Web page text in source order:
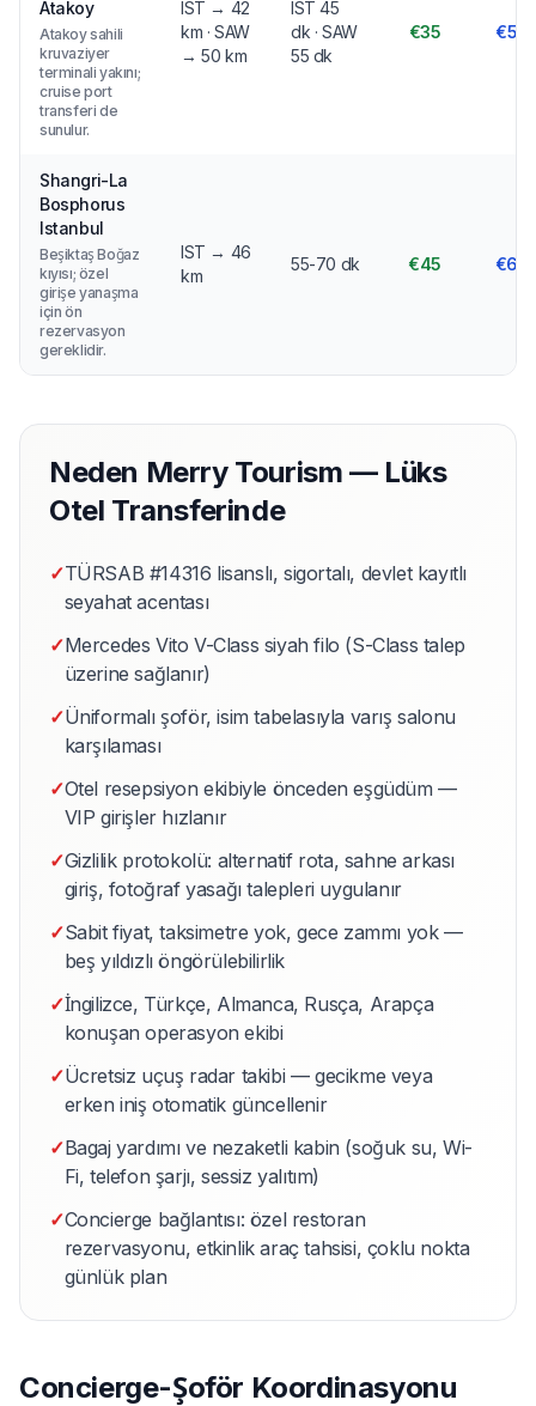
Atakoy
Atakoy sahili
kruvaziyer
terminali yakını;
cruise port
transferi de
sunulur.
IST → 42
km · SAW
→ 50 km
IST 45
dk · SAW
55 dk
€35 €50
Shangri-La
Bosphorus
Istanbul
Beşiktaş Boğaz
kıyısı; özel
girişe yanaşma
için ön
rezervasyon
gereklidir.
IST → 46
km
55-70 dk €45 €60
Neden Merry Tourism — Lüks
Otel Transferinde
✓TÜRSAB #14316 lisanslı, sigortalı, devlet kayıtlı
seyahat acentası
✓Mercedes Vito V-Class siyah filo (S-Class talep
üzerine sağlanır)
✓Üniformalı şoför, isim tabelasıyla varış salonu
karşılaması
✓Otel resepsiyon ekibiyle önceden eşgüdüm —
VIP girişler hızlanır
✓Gizlilik protokolü: alternatif rota, sahne arkası
giriş, fotoğraf yasağı talepleri uygulanır
✓Sabit fiyat, taksimetre yok, gece zammı yok —
beş yıldızlı öngörülebilirlik
✓İngilizce, Türkçe, Almanca, Rusça, Arapça
konuşan operasyon ekibi
✓Ücretsiz uçuş radar takibi — gecikme veya
erken iniş otomatik güncellenir
✓Bagaj yardımı ve nezaketli kabin (soğuk su, Wi-
Fi, telefon şarjı, sessiz yalıtım)
✓Concierge bağlantısı: özel restoran
rezervasyonu, etkinlik araç tahsisi, çoklu nokta
günlük plan
Concierge-Şoför Koordinasyonu